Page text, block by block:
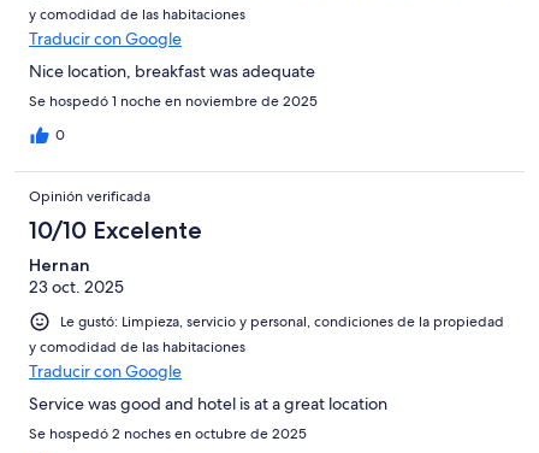
y comodidad de las habitaciones
Traducir con Google
Nice location, breakfast was adequate
Se hospedó 1 noche en noviembre de 2025
0
Opinión verificada
10/10 Excelente
Hernan
23 oct. 2025
Le gustó: Limpieza, servicio y personal, condiciones de la propiedad
y comodidad de las habitaciones
Traducir con Google
Service was good and hotel is at a great location
Se hospedó 2 noches en octubre de 2025